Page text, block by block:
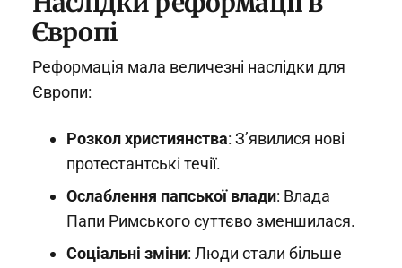
Європі
Реформація мала величезні наслідки для
Європи:
Розкол християнства: З’явилися нові
протестантські течії.
Ослаблення папської влади: Влада
Папи Римського суттєво зменшилася.
Соціальні зміни: Люди стали більше